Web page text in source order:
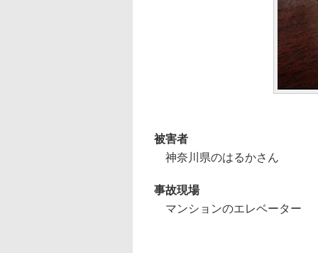
被害者
神奈川県のはるかさん
事故現場
マンションのエレベーター